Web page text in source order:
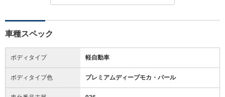
車種スペック
ボディタイプ 軽自動車
ボディタイプ色 プレミアムディープモカ・パール